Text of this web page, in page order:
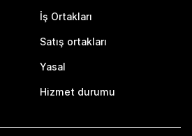
İş Ortakları
Satış ortakları
Yasal
Hizmet durumu